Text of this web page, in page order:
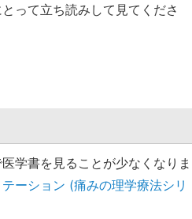
って立ち読みして見てくださ
学書を見ることが少なくなりま
ーション (痛みの理学療法シリ